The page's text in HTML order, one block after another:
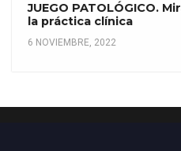
JUEGO PATOLÓGICO.
la práctica clínica
6 NOVIEMBRE, 2022